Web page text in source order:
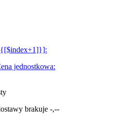
jednostkowa:
brakuje -,--